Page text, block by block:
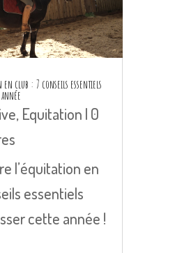
en club : 7 conseils essentiels
, Equitation | 0
l’équitation en
essentiels
cette année !